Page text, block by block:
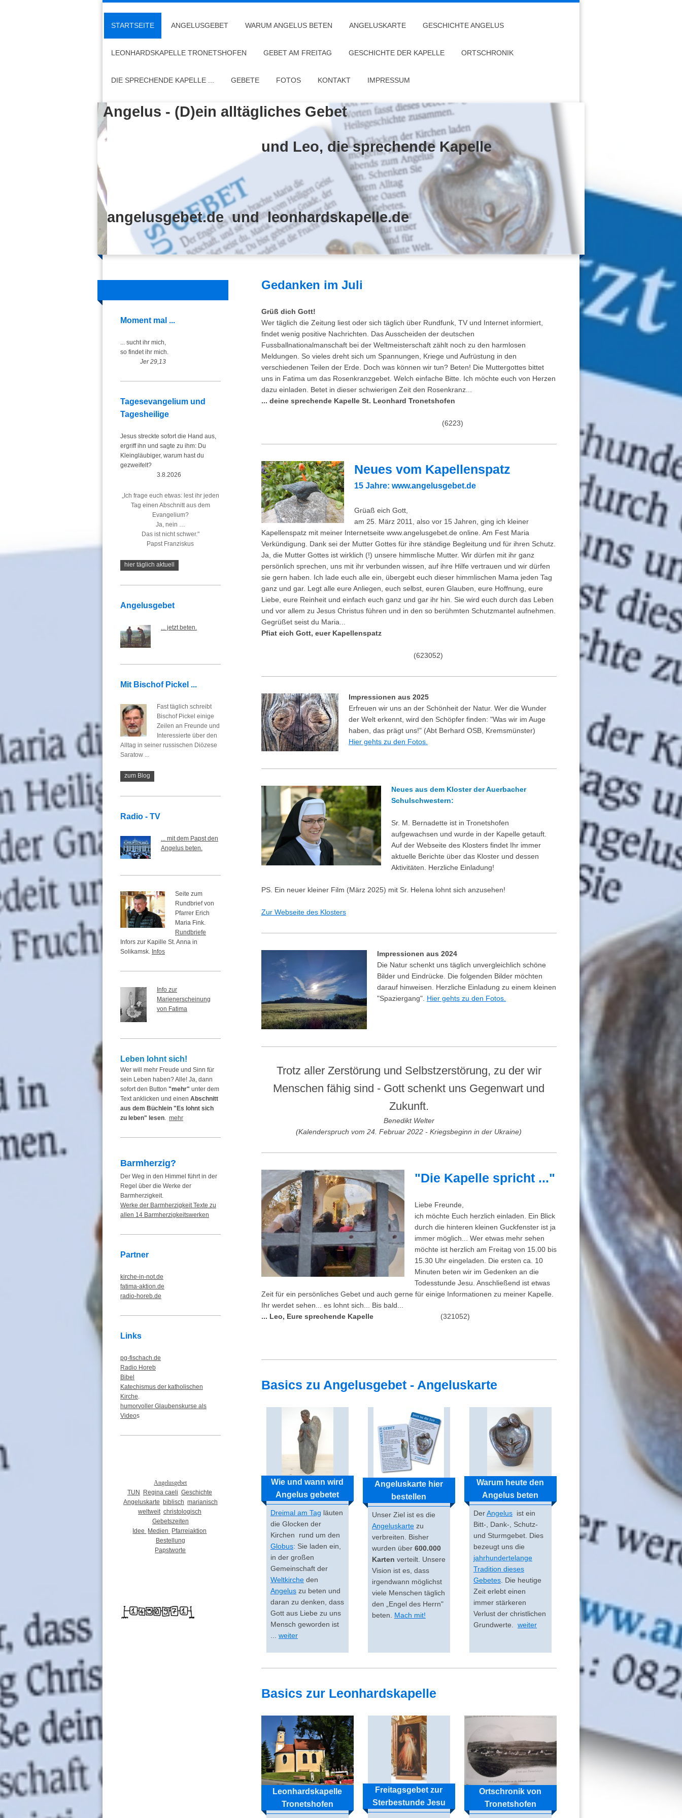
STARTSEITE ANGELUSGEBET WARUM ANGELUS BETEN ANGELUSKARTE GESCHICHTE ANGELUS
LEONHARDSKAPELLE TRONETSHOFEN GEBET AM FREITAG GESCHICHTE DER KAPELLE ORTSCHRONIK
DIE SPRECHENDE KAPELLE ... GEBETE FOTOS KONTAKT IMPRESSUM
Angelus - (D)ein alltägliches Gebet
und Leo, die sprechende Kapelle
angelusgebet.de und leonhardskapelle.de
Gedanken im Juli
Grüß dich Gott!
Wer täglich die Zeitung liest oder sich täglich über Rundfunk, TV und Internet informiert,
findet wenig positive Nachrichten. Das Ausscheiden der deutschen
Fussballnationalmanschaft bei der Weltmeisterschaft zählt noch zu den harmlosen
Meldungen. So vieles dreht sich um Spannungen, Kriege und Aufrüstung in den
verschiedenen Teilen der Erde. Doch was können wir tun? Beten! Die Muttergottes bittet
uns in Fatima um das Rosenkranzgebet. Welch einfache Bitte. Ich möchte euch von Herzen
dazu einladen. Betet in dieser schwierigen Zeit den Rosenkranz...
... deine sprechende Kapelle St. Leonhard Tronetshofen
(6223)
Neues vom Kapellenspatz
15 Jahre: www.angelusgebet.de
Grüaß eich Gott,
am 25. März 2011, also vor 15 Jahren, ging ich kleiner
Kapellenspatz mit meiner Internetseite www.angelusgebet.de online. Am Fest Maria
Verkündigung. Dank sei der Mutter Gottes für ihre ständige Begleitung und für ihren Schutz.
Ja, die Mutter Gottes ist wirklich (!) unsere himmlische Mutter. Wir dürfen mit ihr ganz
persönlich sprechen, uns mit ihr verbunden wissen, auf ihre Hilfe vertrauen und wir dürfen
sie gern haben. Ich lade euch alle ein, übergebt euch dieser himmlischen Mama jeden Tag
ganz und gar. Legt alle eure Anliegen, euch selbst, euren Glauben, eure Hoffnung, eure
Liebe, eure Reinheit und einfach euch ganz und gar ihr hin. Sie wird euch durch das Leben
und vor allem zu Jesus Christus führen und in den so berühmten Schutzmantel aufnehmen.
Gegrüßet seist du Maria...
Pfiat eich Gott, euer Kapellenspatz
(623052)
Impressionen aus 2025
Erfreuen wir uns an der Schönheit der Natur. Wer die Wunder
der Welt erkennt, wird den Schöpfer finden: "Was wir im Auge
haben, das prägt uns!" (Abt Berhard OSB, Kremsmünster)
Hier gehts zu den Fotos.
Neues aus dem Kloster der Auerbacher
Schulschwestern:
Sr. M. Bernadette ist in Tronetshofen
aufgewachsen und wurde in der Kapelle getauft.
Auf der Webseite des Klosters findet Ihr immer
aktuelle Berichte über das Kloster und dessen
Aktivitäten. Herzliche Einladung!
PS. Ein neuer kleiner Film (März 2025) mit Sr. Helena lohnt sich anzusehen!
Zur Webseite des Klosters
Impressionen aus 2024
Die Natur schenkt uns täglich unvergleichlich schöne
Bilder und Eindrücke. Die folgenden Bilder möchten
darauf hinweisen. Herzliche Einladung zu einem kleinen
"Spaziergang". Hier gehts zu den Fotos.
Trotz aller Zerstörung und Selbstzerstörung, zu der wir
Menschen fähig sind - Gott schenkt uns Gegenwart und
Zukunft.
Benedikt Welter
(Kalenderspruch vom 24. Februar 2022 - Kriegsbeginn in der Ukraine)
"Die Kapelle spricht ..."
Liebe Freunde,
ich möchte Euch herzlich einladen. Ein Blick
durch die hinteren kleinen Guckfenster ist ja
immer möglich... Wer etwas mehr sehen
möchte ist herzlich am Freitag von 15.00 bis
15.30 Uhr eingeladen. Die ersten ca. 10
Minuten beten wir im Gedenken an die
Todesstunde Jesu. Anschließend ist etwas
Zeit für ein persönliches Gebet und auch gerne für einige Informationen zu meiner Kapelle.
Ihr werdet sehen... es lohnt sich... Bis bald...
... Leo, Eure sprechende Kapelle
(321052)
Basics zu Angelusgebet - Angeluskarte
Wie und wann wird
Angelus gebetet
Dreimal am Tag läuten
die Glocken der
Kirchen rund um den
Globus: Sie laden ein,
in der großen
Gemeinschaft der
Weltkircheden
Angeluszu beten und
daran zu denken, dass
Gott aus Liebe zu uns
Mensch geworden ist
weiter
Angeluskarte hier
bestellen
Unser Ziel ist es die
Angeluskartezu
verbreiten. Bisher
wurden über 600.000
Karten verteilt. Unsere
Vision ist es, dass
irgendwann möglichst
viele Menschen täglich
den „Engel des Herrn"
beten. Mach mit!
Warum heute den
Angelus beten
DerAngelusist ein
Bitt-, Dank-, Schutz-
und Sturmgebet. Dies
bezeugt uns die
jahrhundertelange
Tradition dieses
Gebetes. Die heutige
Zeit erlebt einen
immer stärkeren
Verlust der christlichen
Grundwerte. weiter
Basics zur Leonhardskapelle
Leonhardskapelle
Tronetshofen
Freitagsgebet zur
Sterbestunde Jesu
Ortschronik von
Tronetshofen
Moment mal ...
... sucht ihr mich,
so findet ihr mich.
Jer 29,13
Tagesevangelium und
Tagesheilige
Jesus streckte sofort die Hand aus,
ergriff ihn und sagte zu ihm: Du
Kleingläubiger, warum hast du
gezweifelt?
3.8.2026
„Ich frage euch etwas: lest ihr jeden
Tag einen Abschnitt aus dem
Evangelium?
Ja, nein …
Das ist nicht schwer."
Papst Franziskus
hier täglich aktuell
Angelusgebet
... jetzt beten.
Mit Bischof Pickel ...
Fast täglich schreibt
Bischof Pickel einige
Zeilen an Freunde und
Interessierte über den
Alltag in seiner russischen Diözese
Saratow ...
zum Blog
Radio - TV
... mit dem Papst den
Angelus beten.
Seite zum
Rundbrief von
Pfarrer Erich
Maria Fink.
Rundbriefe
Infors zur Kapille St. Anna in
Solikamsk. Infos
Info zur
Marienerscheinung
von Fatima
Leben lohnt sich!
Wer will mehr Freude und Sinn für
sein Leben haben? Alle! Ja, dann
sofort den Button "mehr" unter dem
Text anklicken und einen Abschnitt
aus dem Büchlein "Es lohnt sich
zu leben" lesen. mehr
Barmherzig?
Der Weg in den Himmel führt in der
Regel über die Werke der
Barmherzigkeit.
Werke der Barmherzigkeit Texte zu
allen 14 Barmherzigkeitswerken
Partner
kirche-in-not.de
fatima-aktion.de
radio-horeb.de
Links
pg-fischach.de
Radio Horeb
Bibel
Katechismus der katholischen
Kirche.
humorvoller Glaubenskurse als
Videos
Angelusgebet
TUN
Regina caeli Geschichte
Angeluskarte biblisch marianisch
weltweit christologisch
Gebetszeiten
Idee
Medien
Pfarreiaktion
Bestellung
Papstworte